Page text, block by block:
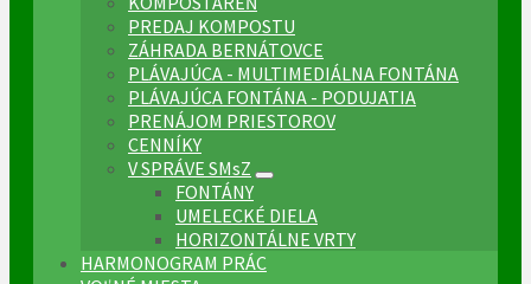
PREDAJ KOMPOSTU
ZÁHRADA BERNÁTOVCE
PLÁVAJÚCA - MULTIMEDIÁLNA FONTÁNA
PLÁVAJÚCA FONTÁNA - PODUJATIA
PRENÁJOM PRIESTOROV
CENNÍKY
V SPRÁVE SMsZ
FONTÁNY
UMELECKÉ DIELA
HORIZONTÁLNE VRTY
HARMONOGRAM PRÁC